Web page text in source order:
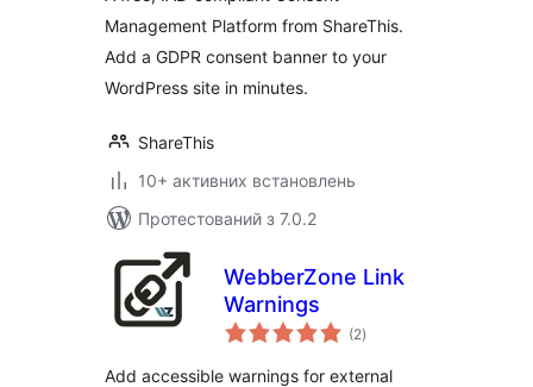
Management Platform from ShareThis.
Add a GDPR consent banner to your
WordPress site in minutes.
ShareThis
10+ активних встановлень
Протестований з 7.0.2
WebberZone Link
Warnings
(2загальний
рейтинг
)
Add accessible warnings for external